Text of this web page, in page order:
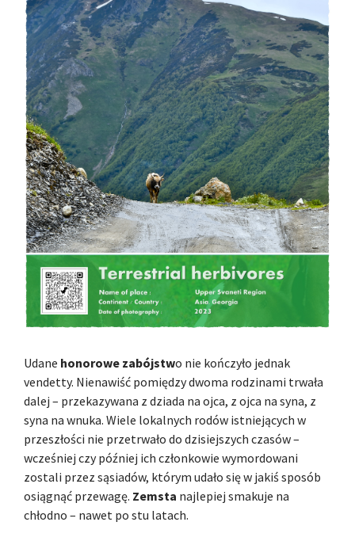
Udane honorowe zabójstwo nie kończyło jednak
vendetty. Nienawiść pomiędzy dwoma rodzinami trwała
dalej – przekazywana z dziada na ojca, z ojca na syna, z
syna na wnuka. Wiele lokalnych rodów istniejących w
przeszłości nie przetrwało do dzisiejszych czasów –
wcześniej czy później ich członkowie wymordowani
zostali przez sąsiadów, którym udało się w jakiś sposób
osiągnąć przewagę. Zemsta najlepiej smakuje na
chłodno – nawet po stu latach.